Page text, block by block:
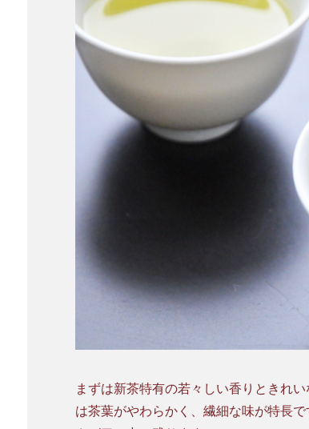
まずは新茶特有の若々しい香りときれ
は茶葉がやわらかく、繊細な味が特長です。 最初は茎の渋みが感じられ、後味には爽やか